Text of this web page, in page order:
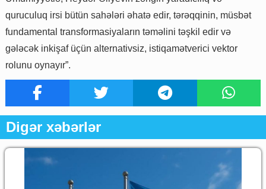
quruculuq irsi bütün sahələri əhatə edir, tərəqqinin, müsbət
fundamental transformasiyaların təməlini təşkil edir və
gələcək inkişaf üçün alternativsiz, istiqamətverici vektor
rolunu oynayır”.
Digər xəbərlər